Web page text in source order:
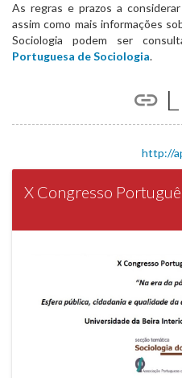
As regras e prazos a
assim como mais informações
Sociologia podem ser
Portuguesa de Sociologia.
http://
X Congresso